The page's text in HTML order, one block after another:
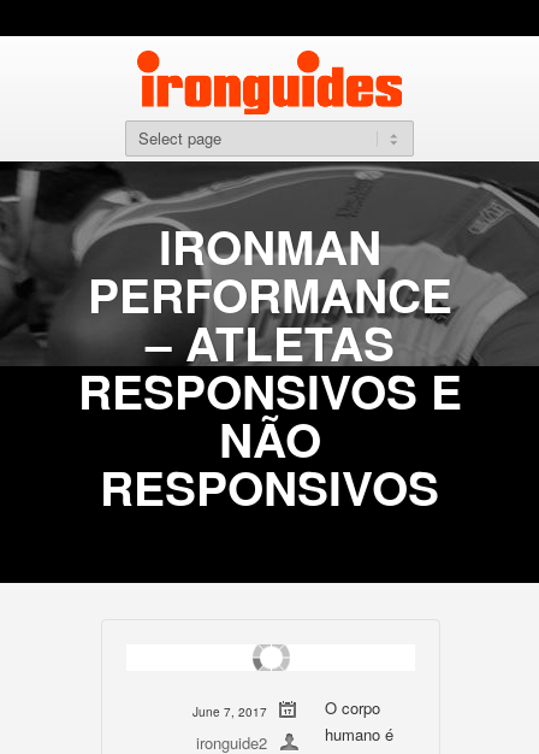
IRONMAN
PERFORMANCE
– ATLETAS
RESPONSIVOS E
NÃO
RESPONSIVOS
June 7, 2017
ironguide2
O corpo
humano é